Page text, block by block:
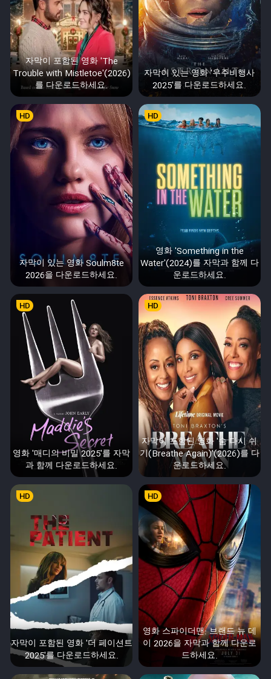
자막이 포함된 영화 'The
Trouble with Mistletoe'(2026)
를 다운로드하세요.
자막이 있는 영화 '우주비행사
2025'를 다운로드하세요.
자막이 있는 영화 Soulm8te
2026을 다운로드하세요.
HD
영화 'Something in the
Water'(2024)를 자막과 함께 다
운로드하세요.
HD
영화 '매디의 비밀 2025'를 자막
과 함께 다운로드하세요.
HD
자막이 포함된 영화 '숨 다시 쉬
기(Breathe Again)'(2026)를 다
운로드하세요.
HD
자막이 포함된 영화 '더 페이션트
2025'를 다운로드하세요.
HD
영화 스파이더맨: 브랜드 뉴 데
이 2026을 자막과 함께 다운로
드하세요.
HD